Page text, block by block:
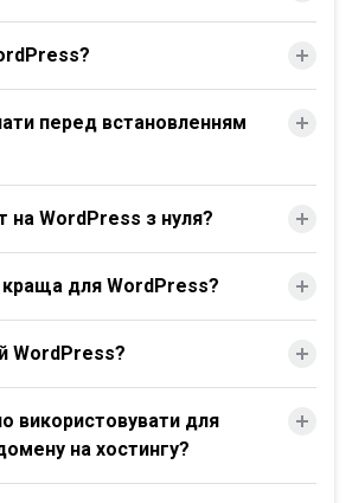
перед встановленням
на WordPress з нуля?
краща для WordPress?
WordPress?
використовувати для
на хостингу?